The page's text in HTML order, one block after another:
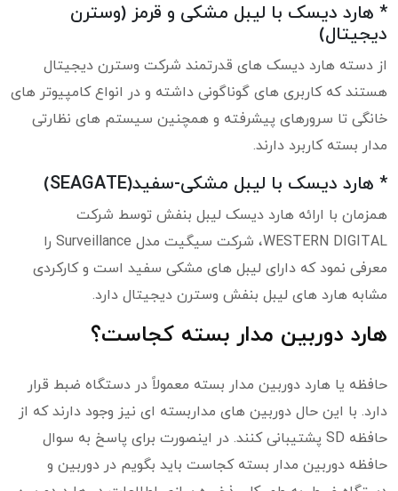
* هارد دیسک با لیبل مشکی و قرمز (وسترن
دیجیتال)
از دسته هارد دیسک های قدرتمند شرکت وسترن دیجیتال
هستند که کاربری های گوناگونی داشته و در انواع کامپیوتر های
خانگی تا سرورهای پیشرفته و همچنین سیستم های نظارتی
مدار بسته کاربرد دارند.
* هارد دیسک با لیبل مشکی-سفید(SEAGATE)
همزمان با ارائه هارد دیسک لیبل بنفش توسط شرکت
WESTERN DIGITAL، شرکت سیگیت مدل Surveillance را
معرفی نمود که دارای لیبل های مشکی سفید است و کارکردی
مشابه هارد های لیبل بنفش وسترن دیجیتال دارد.
هارد دوربین مدار بسته کجاست؟
حافظه یا هارد دوربین مدار بسته معمولاً در دستگاه ضبط قرار
دارد. با این حال دوربین های مداربسته ای نیز وجود دارند که از
حافظه SD پشتیبانی کنند. در اینصورت برای پاسخ به سوال
حافظه دوربین مدار بسته کجاست باید بگویم در دوربین و